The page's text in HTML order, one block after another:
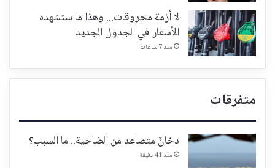
لا أزمة محروقات... وهذا ما ستشهده
الأسعار في الجدول الجديد
منذ 7 ساعات
متفرقات
دخانٌ متصاعد من الضاحية.. ما السبب؟
منذ 41 دقيقة